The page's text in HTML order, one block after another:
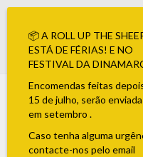
Please choose
Login 0,00 €
📦 A ROLL UP THE
ESTÁ DE FÉRIAS! E NO
FESTIVAL DA
Encomendas feitas
15 de julho, serão
em setembro .
Caso tenha alguma
contacte-nos pelo email